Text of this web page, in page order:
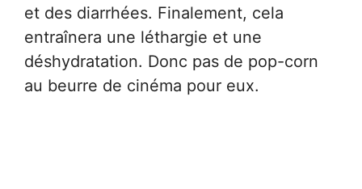
et des diarrhées. Finalement, cela
entraînera une léthargie et une
déshydratation. Donc pas de pop-corn
au beurre de cinéma pour eux.